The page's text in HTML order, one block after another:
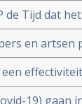
Tijd dat
met het
en artsen
bewijs
19) gaan